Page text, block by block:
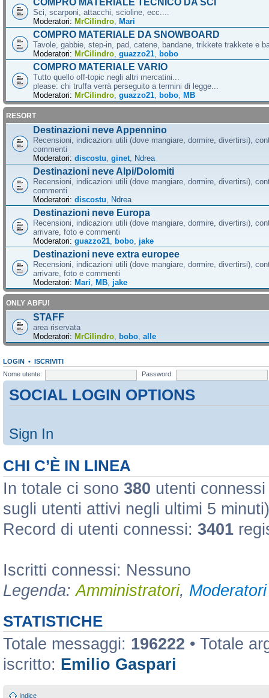
Sci, scarponi, attacchi, scioline, ecc....
Moderatori: MrCilindro Mari
COMPRO MATERIALE DA SNOWBOARD
Tavole, gabbie, step-in, pad, catene, bandane, trikkete trakkete e
Moderatori: MrCilindro guazzo21 bobo
COMPRO MATERIALE VARIO
Tutto quello off-topic negli altri mercatini...
please: chi truffa verrà perseguito a termini di legge...
Moderatori: MrCilindro guazzo21 bobo MB
RESORT
Destinazioni neve Appennino
Recensioni, indicazioni utili (dove mangiare, dormire, divertirsi),
commenti
Moderatori: discostu ginet Ndrea
Destinazioni neve Alpi/Dolomiti
Recensioni, indicazioni utili (dove mangiare, dormire, divertirsi),
commenti
Moderatori: discostu Ndrea
Destinazioni neve Europa
Recensioni, indicazioni utili (dove mangiare, dormire, divertirsi),
arrivare, foto e commenti
Moderatori: guazzo21 bobo jake
Destinazioni neve extra europee
Recensioni, indicazioni utili (dove mangiare, dormire, divertirsi),
arrivare, foto e commenti
Moderatori: Mari MB jake
ONLY ABFU!
STAFF
area riservata
Moderatori: MrCilindro bobo alle
LOGIN • ISCRIVITI
Nome utente:
Password:
SOCIAL LOGIN OPTIONS
Sign In
CHI C’È IN LINEA
In totale ci sono 380 utenti
sugli utenti attivi negli ultimi 5 minuti)
Record di utenti connessi: 3401
Iscritti connessi: Nessuno
Legenda:Amministratori,
STATISTICHE
Totale messaggi: 196222 • Totale
iscritto: Emilio Gaspari
Indice